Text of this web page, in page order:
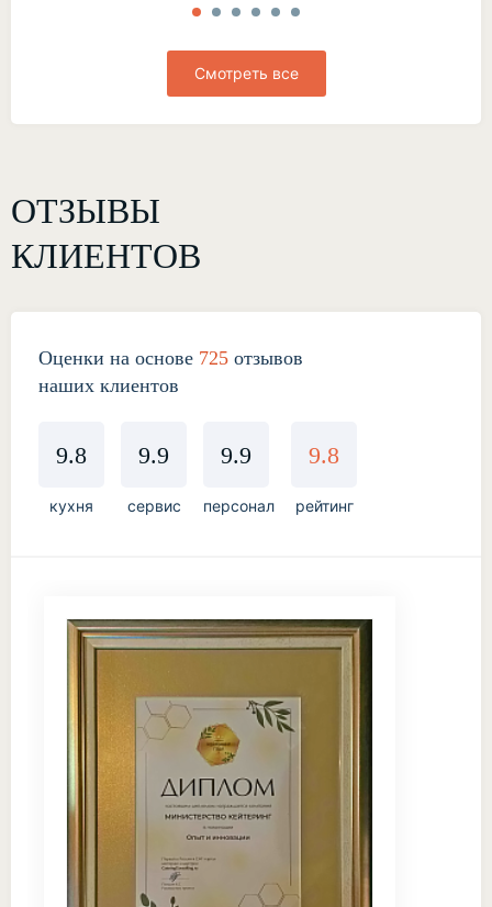
Смотреть все
ОТЗЫВЫ
КЛИЕНТОВ
Оценки на основе 725 отзывов
наших клиентов
9.8
кухня
9.9
сервис
9.9
персонал
9.8
рейтинг